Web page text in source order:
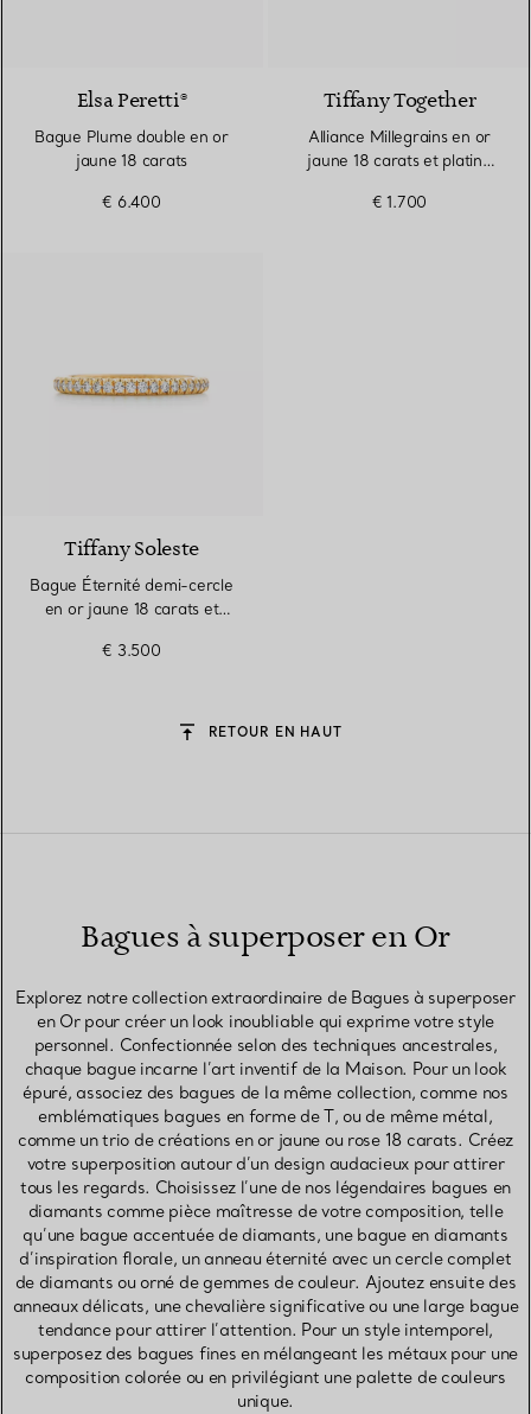
Elsa Peretti®
Bague Plume double en or
jaune 18 carats
€ 6.400
Tiffany Together
Alliance Millegrains en or
jaune 18 carats et platine
€ 1.700
Tiffany Soleste
Bague Éternité demi-cercle
en or jaune 18 carats et
€ 3.500
RETOUR EN HAUT
Bagues à superposer en Or
Explorez notre collection extraordinaire de Bagues à superposer
en Or pour créer un look inoubliable qui exprime votre style
personnel. Confectionnée selon des techniques ancestrales,
chaque bague incarne l’art inventif de la Maison. Pour un look
épuré, associez des bagues de la même collection, comme nos
emblématiques bagues en forme de T, ou de même métal,
comme un trio de créations en or jaune ou rose 18 carats. Créez
votre superposition autour d’un design audacieux pour attirer
tous les regards. Choisissez l’une de nos légendaires bagues en
diamants comme pièce maîtresse de votre composition, telle
qu’une bague accentuée de diamants, une bague en diamants
d’inspiration florale, un anneau éternité avec un cercle complet
de diamants ou orné de gemmes de couleur. Ajoutez ensuite des
anneaux délicats, une chevalière significative ou une large bague
tendance pour attirer l’attention. Pour un style intemporel,
superposez des bagues fines en mélangeant les métaux pour une
composition colorée ou en privilégiant une palette de couleurs
unique.